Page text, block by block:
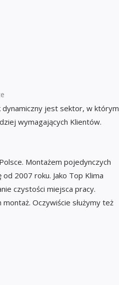
dynamiczny jest sektor, w którym
wymagających Klientów.
Montażem pojedynczych
2007 roku. Jako Top Klima
czystości miejsca pracy.
Oczywiście służymy też